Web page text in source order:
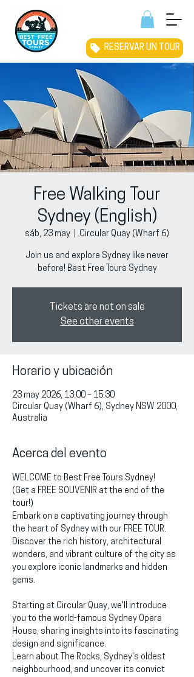
RESERVAR UN TOUR
Free Walking Tour
Sydney (English)
sáb, 23 may Circular Quay (Wharf 6)
Join us and explore Sydney like never
before! Best Free Tours Sydney
Tickets are not on sale
See other events
Horario y ubicación
23 may 2026, 13:00 – 15:30
Circular Quay (Wharf 6), Sydney NSW 2000,
Australia
Acerca del evento
WELCOME to Best Free Tours Sydney!
(Get a FREE SOUVENIR at the end of the
tour!)
Embark on a captivating journey through
the heart of Sydney with our FREE TOUR.
Discover the rich history, architectural
wonders, and vibrant culture of the city as
you explore iconic landmarks and hidden
gems.
Starting at Circular Quay, we'll introduce
you to the world-famous Sydney Opera
House, sharing insights into its fascinating
design and significance.
Learn about The Rocks, Sydney's oldest
neighbourhood, and uncover its convict